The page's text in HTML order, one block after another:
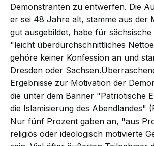
Demonstranten zu entwerfen. Die
er sei 48 Jahre alt, stamme aus der
gut ausgebildet, habe für sächsische
"leicht überdurchschnittliches
gehöre keiner Konfession an und
Dresden oder
Ergebnisse zur Motivation der
die unter dem Banner "Patriotische
die Islamisierung des Abendlandes"
Nur fünf Prozent gaben an, "aus
religiös oder ideologisch motivierte